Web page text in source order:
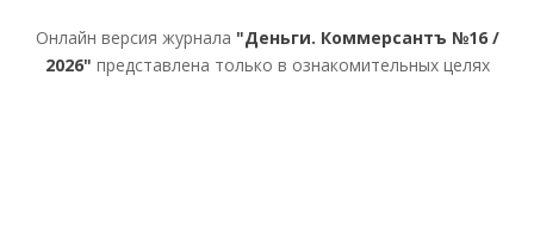
Онлайн версия журнала "Деньги. Коммерсантъ №16 /
2026" представлена только в ознакомительных целях